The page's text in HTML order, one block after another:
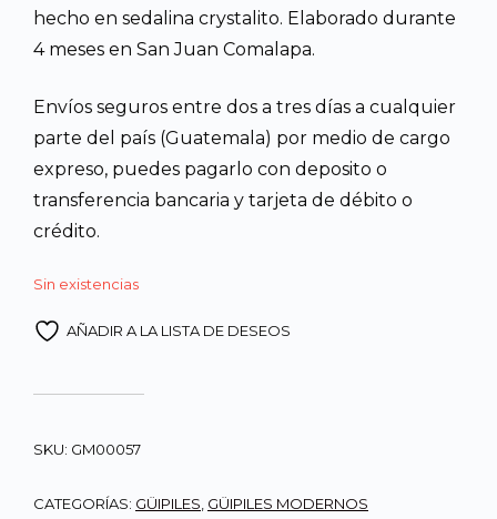
hecho en sedalina crystalito. Elaborado durante
4 meses en San Juan Comalapa.
Envíos seguros entre dos a tres días a cualquier
parte del país (Guatemala) por medio de cargo
expreso, puedes pagarlo con deposito o
transferencia bancaria y tarjeta de débito o
crédito.
Sin existencias
AÑADIR A LA LISTA DE DESEOS
SKU: GM00057
CATEGORÍAS: GÜIPILES GÜIPILES MODERNOS